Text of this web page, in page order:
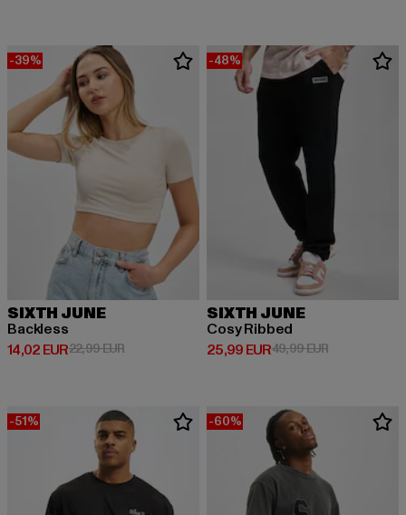
-39%
SIXTH JUNE
Backless
14,02 EUR
Derzeitiger Preis: 14,02 EUR
22,99 EURAktionspreis: 22,99 EUR
-48%
SIXTH JUNE
Cosy Ribbed
25,99 EUR
Derzeitiger Preis: 25,99 EUR
49,99 EURAktionspreis:
-51% -60%